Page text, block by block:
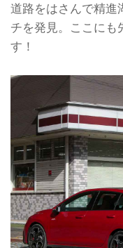
道路をはさんで精進
チを発見。ここにも
す！